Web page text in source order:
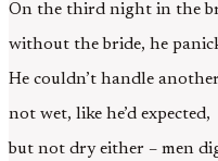
On the third night in the
without the bride, he
He couldn’t handle
not wet, like he’d expected,
but not dry either – men